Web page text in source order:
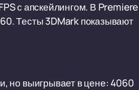
с апскейлингом. В Premiere
Тесты 3DMark показывают
но выигрывает в цене: 4060